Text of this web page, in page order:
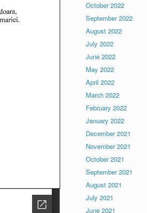
October 2022
September 2022
August 2022
July 2022
June 2022
May 2022
April 2022
March 2022
February 2022
January 2022
December 2021
November 2021
October 2021
September 2021
August 2021
July 2021
June 2021